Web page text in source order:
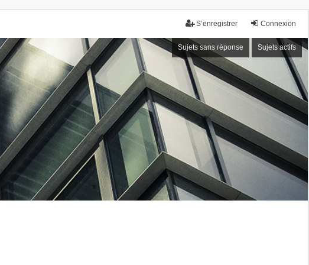
Connexion
S’enregistrer
Sujets sans réponse Sujets actifs